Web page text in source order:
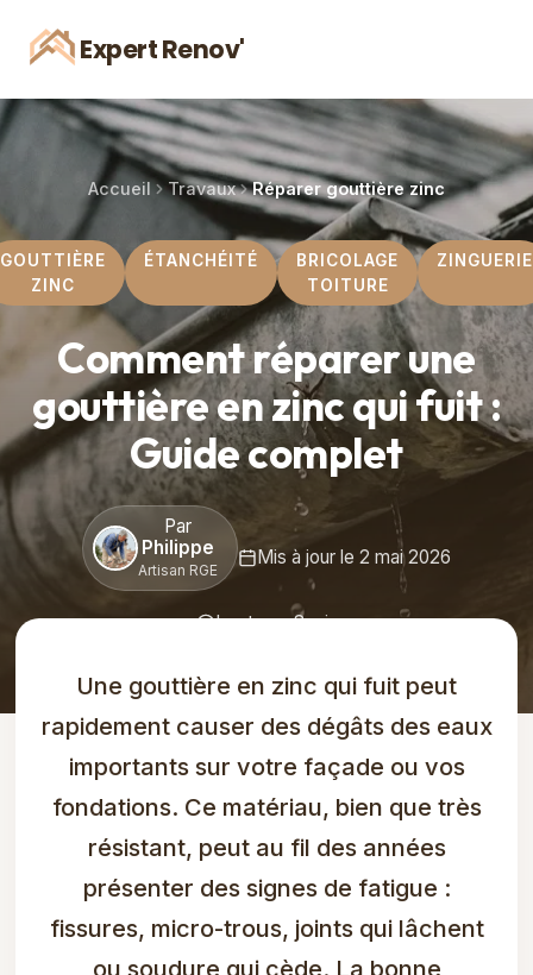
Expert Renov'
Accueil Travaux Réparer gouttière zinc
GOUTTIÈRE
ZINC
ÉTANCHÉITÉ
BRICOLAGE
TOITURE
ZINGUERIE
Comment réparer une
gouttière en zinc qui fuit :
Guide complet
Par
Philippe
Artisan RGE
Mis à jour le 2 mai 2026
Lecture : 8 min
Une gouttière en zinc qui fuit peut
rapidement causer des dégâts des eaux
importants sur votre façade ou vos
fondations. Ce matériau, bien que très
résistant, peut au fil des années
présenter des signes de fatigue :
fissures, micro-trous, joints qui lâchent
ou soudure qui cède. La bonne